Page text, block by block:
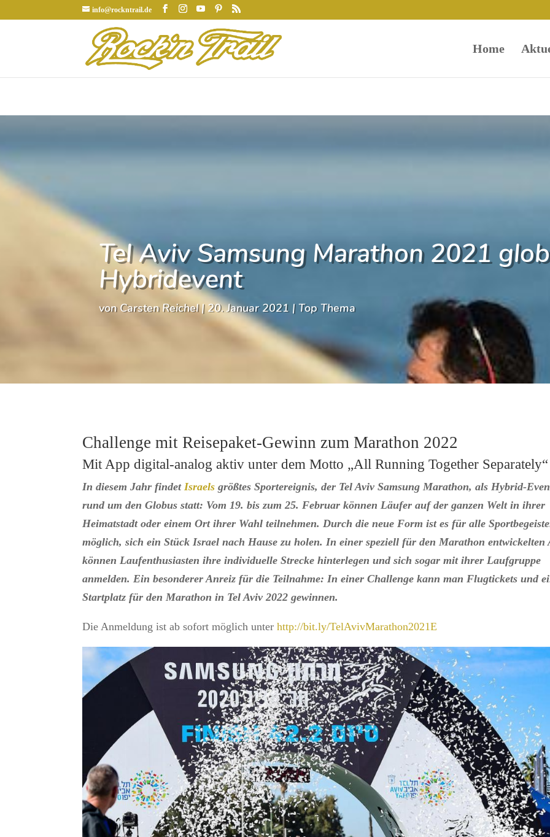
info@rockntrail.de
Home
Tel Aviv Samsung Marathon 2021
Hybridevent
vonCarsten Reichel|20. Januar 2021 |Top Thema
Challenge mit Reisepaket-Gewinn zum Marathon 2022
Mit App digital-analog aktiv unter dem Motto „All Running Together Separately“
In diesem Jahr findetIsraels größtes Sportereignis, der Tel Aviv Samsung Marathon, als Hybrid-
rund um den Globus statt: Vom 19. bis zum 25. Februar können Läufer auf der ganzen Welt in ihrer
Heimatstadt oder einem Ort ihrer Wahl teilnehmen. Durch die neue Form ist es für alle
möglich, sich ein Stück Israel nach Hause zu holen. In einer speziell für den Marathon entwickelten
können Laufenthusiasten ihre individuelle Strecke hinterlegen und sich sogar mit ihrer Laufgruppe
anmelden. Ein besonderer Anreiz für die Teilnahme: In einer Challenge kann man Flugtickets und
Startplatz für den Marathon in Tel Aviv 2022 gewinnen.
Die Anmeldung ist ab sofort möglich unterhttp://bit.ly/TelAvivMarathon2021E